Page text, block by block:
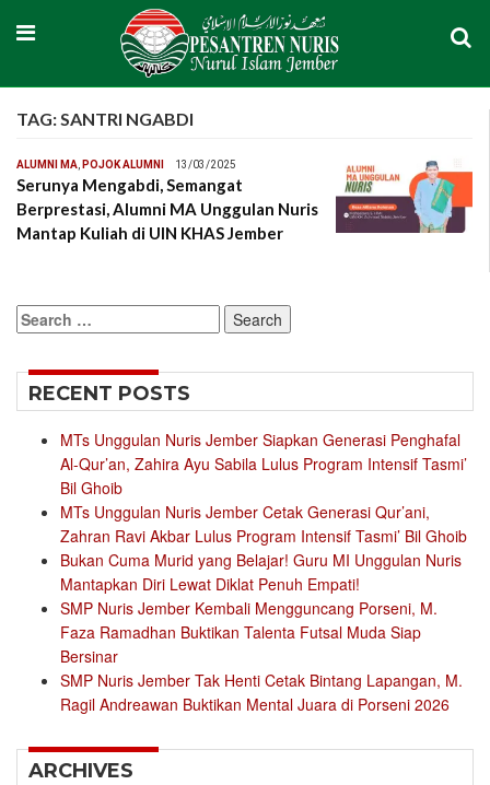
TAG:SANTRI NGABDI
ALUMNI MA, POJOK ALUMNI 13/03/2025
Serunya Mengabdi, Semangat
Berprestasi, Alumni MA Unggulan Nuris
Mantap Kuliah di UIN KHAS Jember
Search
for:
RECENT POSTS
MTs Unggulan Nuris Jember Siapkan Generasi Penghafal
Al-Qur’an, Zahira Ayu Sabila Lulus Program Intensif Tasmi’
Bil Ghoib
MTs Unggulan Nuris Jember Cetak Generasi Qur’ani,
Zahran Ravi Akbar Lulus Program Intensif Tasmi’ Bil Ghoib
Bukan Cuma Murid yang Belajar! Guru MI Unggulan Nuris
Mantapkan Diri Lewat Diklat Penuh Empati!
SMP Nuris Jember Kembali Mengguncang Porseni, M.
Faza Ramadhan Buktikan Talenta Futsal Muda Siap
Bersinar
SMP Nuris Jember Tak Henti Cetak Bintang Lapangan, M.
Ragil Andreawan Buktikan Mental Juara di Porseni 2026
ARCHIVES